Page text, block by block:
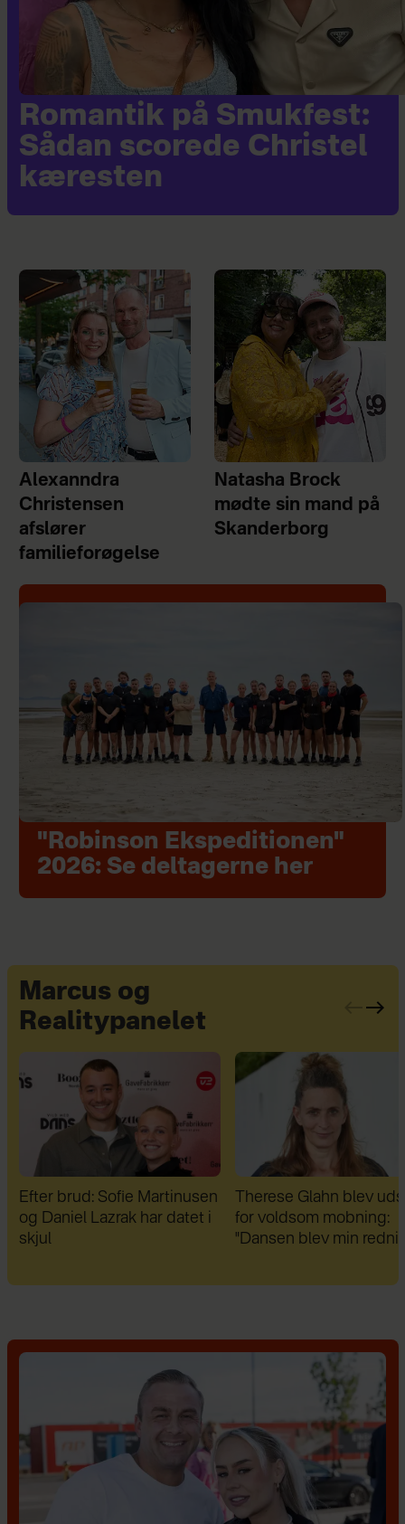
Romantik på Smukfest:
Sådan scorede Christel
kæresten
Alexanndra
Christensen
afslører
familieforøgelse
Natasha Brock
mødte sin mand på
Skanderborg
"Robinson Ekspeditionen"
2026: Se deltagerne her
Marcus og
Realitypanelet
Therese Glahn blev udsat
for voldsom mobning:
"Dansen blev min redning"
Da Lars Rasmussen fik
diagnoser, var han fuld
fordomme: "I dag er de